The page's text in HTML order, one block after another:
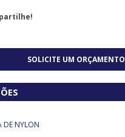
SOLICITE UM ORÇAMENTO
DE NYLON